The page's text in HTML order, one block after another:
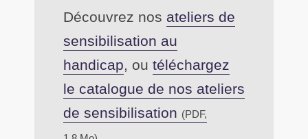
Découvrez nos ateliers de
sensibilisation au
handicap, ou téléchargez
le catalogue de nos ateliers
de sensibilisation (PDF,